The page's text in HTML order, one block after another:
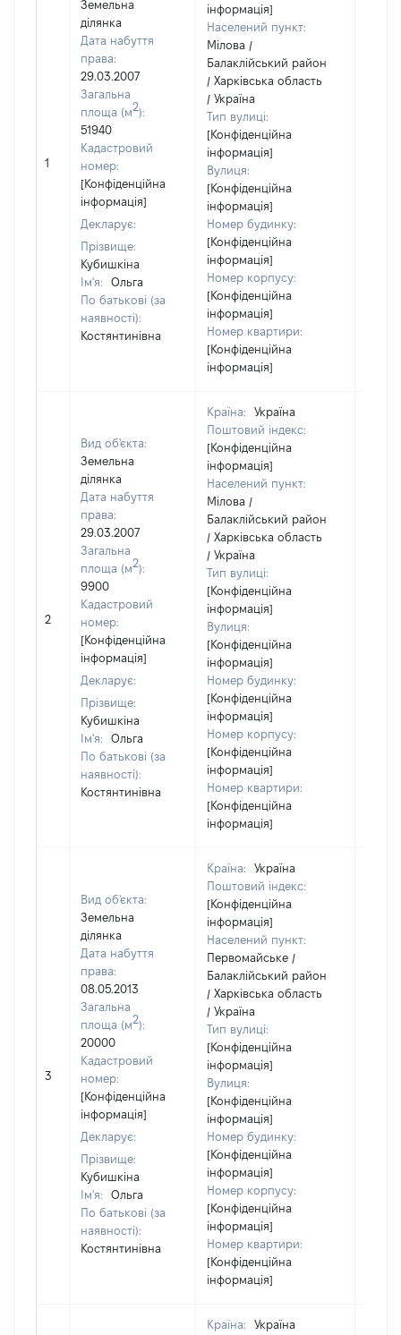
1
Земельна
ділянка
Дата набуття
права:
29.03.2007
Загальна
площа (м2):
51940
Кадастровий
номер:
[Конфіденційна
інформація]
Декларує:
Прізвище:
Кубишкіна
Ім'я:
Ольга
По батькові (за
наявності):
Костянтинівна
інформація]
Населений пункт:
Мілова /
Балаклійський район
/ Харківська область
/ Україна
Тип вулиці:
[Конфіденційна
інформація]
Вулиця:
[Конфіденційна
інформація]
Номер будинку:
[Конфіденційна
інформація]
Номер корпусу:
[Конфіденційна
інформація]
Номер квартири:
[Конфіденційна
інформація]
2
Вид об'єкта:
Земельна
ділянка
Дата набуття
права:
29.03.2007
Загальна
площа (м2):
9900
Кадастровий
номер:
[Конфіденційна
інформація]
Декларує:
Прізвище:
Кубишкіна
Ім'я:
Ольга
По батькові (за
наявності):
Костянтинівна
Країна:
Україна
Поштовий індекс:
[Конфіденційна
інформація]
Населений пункт:
Мілова /
Балаклійський район
/ Харківська область
/ Україна
Тип вулиці:
[Конфіденційна
інформація]
Вулиця:
[Конфіденційна
інформація]
Номер будинку:
[Конфіденційна
інформація]
Номер корпусу:
[Конфіденційна
інформація]
Номер квартири:
[Конфіденційна
інформація]
3
Вид об'єкта:
Земельна
ділянка
Дата набуття
права:
08.05.2013
Загальна
площа (м2):
20000
Кадастровий
номер:
[Конфіденційна
інформація]
Декларує:
Прізвище:
Кубишкіна
Ім'я:
Ольга
По батькові (за
наявності):
Костянтинівна
Країна:
Україна
Поштовий індекс:
[Конфіденційна
інформація]
Населений пункт:
Первомайське /
Балаклійський район
/ Харківська область
/ Україна
Тип вулиці:
[Конфіденційна
інформація]
Вулиця:
[Конфіденційна
інформація]
Номер будинку:
[Конфіденційна
інформація]
Номер корпусу:
[Конфіденційна
інформація]
Номер квартири:
[Конфіденційна
інформація]
Країна:
Україна